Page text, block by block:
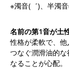
※濁音(゛)、半濁
名前の第1音が土
性格が柔軟で、
つなぐ潤滑油的
なることが心配。